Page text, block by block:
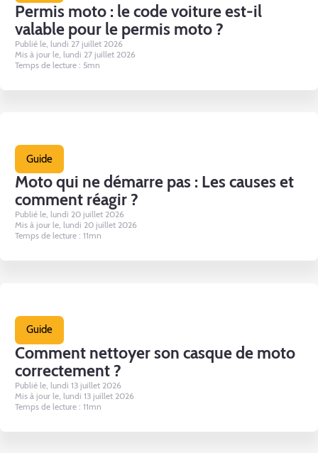
Permis moto : le code voiture est-il
valable pour le permis moto ?
Publié le, lundi 27 juillet 2026
Mis à jour le, lundi 27 juillet 2026
Temps de lecture : 5mn
Guide
Moto qui ne démarre pas : Les causes et
comment réagir ?
Publié le, lundi 20 juillet 2026
Mis à jour le, lundi 20 juillet 2026
Temps de lecture : 11mn
Guide
Comment nettoyer son casque de moto
correctement ?
Publié le, lundi 13 juillet 2026
Mis à jour le, lundi 13 juillet 2026
Temps de lecture : 11mn